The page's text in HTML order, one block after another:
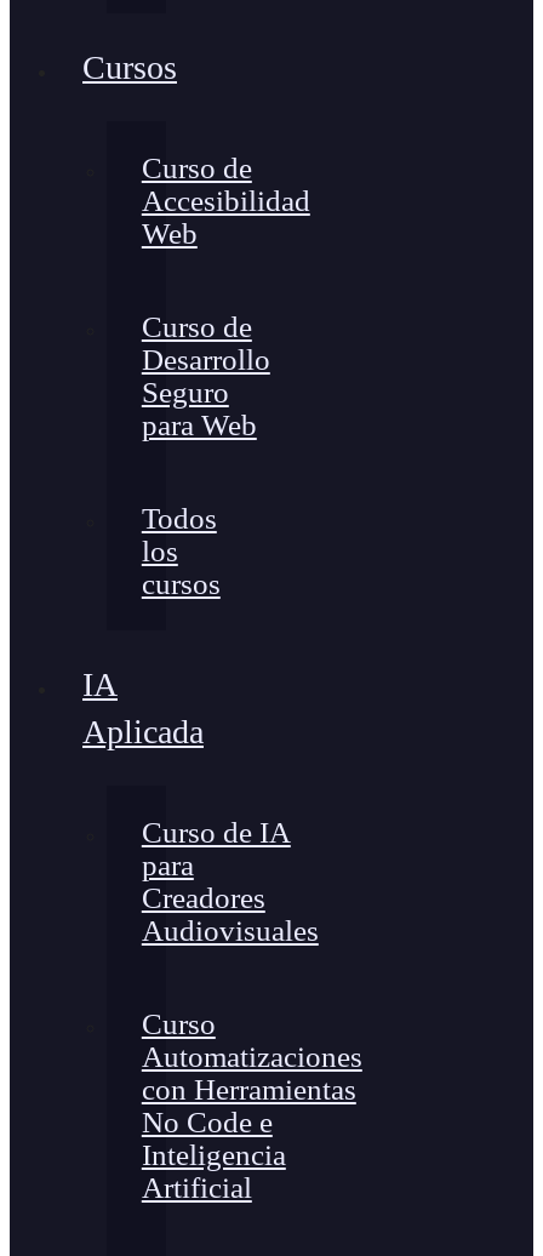
Cursos
Curso de
Accesibilidad
Web
Curso de
Desarrollo
Seguro
para Web
Todos
los
cursos
IA
Aplicada
Curso de IA
para
Creadores
Audiovisuales
Curso
Automatizaciones
con Herramientas
No Code e
Inteligencia
Artificial